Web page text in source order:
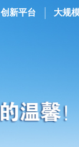
大规
创新平台